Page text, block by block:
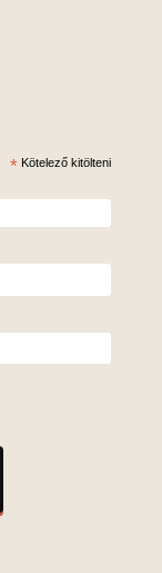
* Kötelező kitölteni